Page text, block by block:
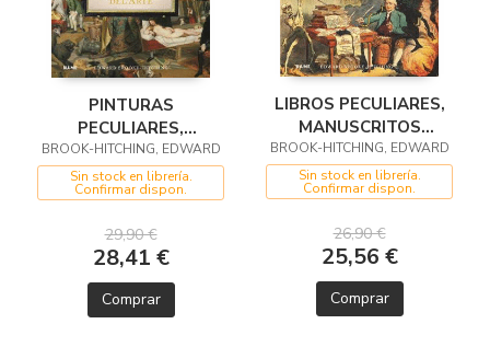
PINTURAS
PECULIARES,
ESCULTURAS
EXTRAVAGANTES Y
OTRAS CURIOSIDADE
BROOK-HITCHING, EDWARD
Sin stock en librería.
Confirmar dispon.
29,90 €
28,41 €
Comprar
LIBROS PECULIARES,
MANUSCRITOS
EXTRAVAGANTES Y
OTRAS CURIOSIDADES
LITERARIAS
BROOK-HITCHING, EDWARD
Sin stock en librería.
Confirmar dispon.
26,90 €
25,56 €
Comprar